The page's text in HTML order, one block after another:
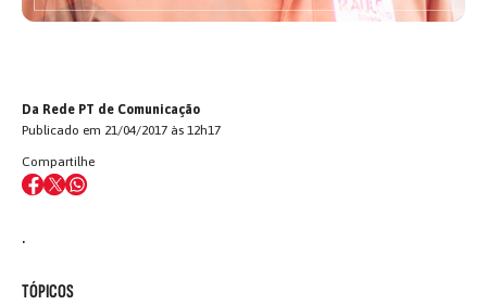
Da Rede PT de Comunicação
Publicado em 21/04/2017 às 12h17
Compartilhe
.
TÓPICOS